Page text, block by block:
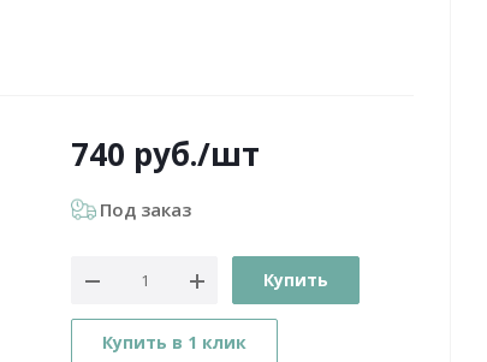
740 руб./шт
Под заказ
Купить
Купить в 1 клик